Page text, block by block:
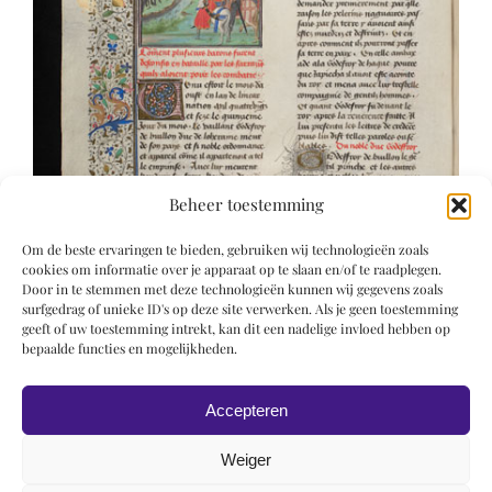
Beheer toestemming
Om de beste ervaringen te bieden, gebruiken wij technologieën zoals
cookies om informatie over je apparaat op te slaan en/of te raadplegen.
Door in te stemmen met deze technologieën kunnen wij gegevens zoals
surfgedrag of unieke ID's op deze site verwerken. Als je geen toestemming
geeft of uw toestemming intrekt, kan dit een nadelige invloed hebben op
bepaalde functies en mogelijkheden.
Accepteren
Weiger